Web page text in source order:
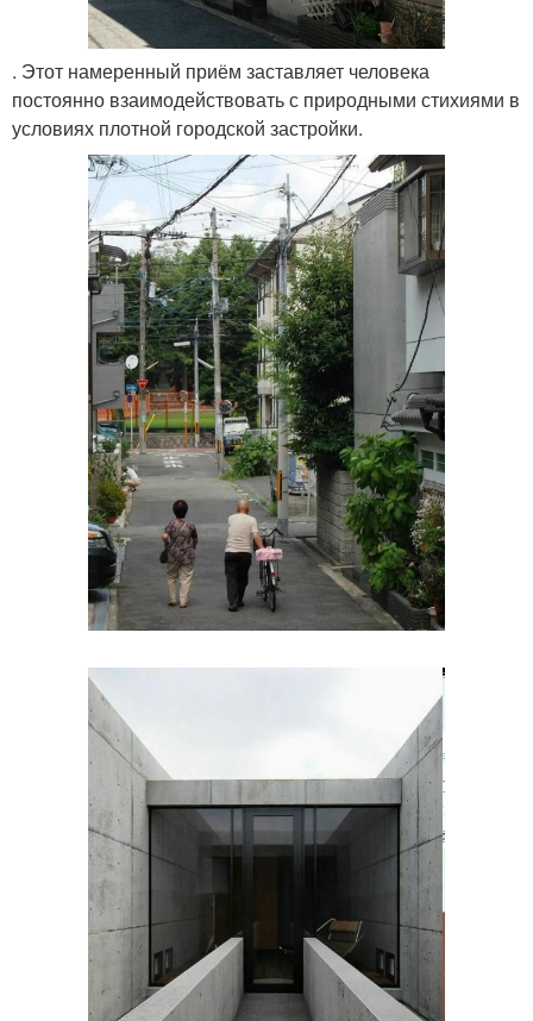
. Этот намеренный приём заставляет человека
постоянно взаимодействовать с природными стихиями в
условиях плотной городской застройки.